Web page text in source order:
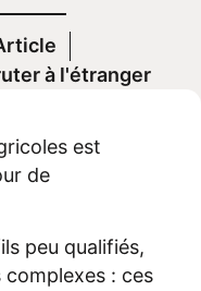
à l'étranger
est
de
peu qualifiés,
: ces